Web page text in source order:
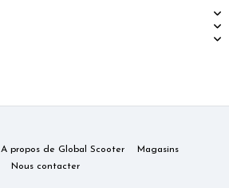
A propos de Global Scooter
Magasins
Nous contacter